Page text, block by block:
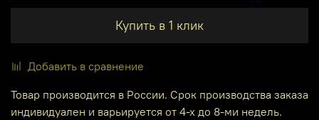
Купить в 1 клик
Добавить в сравнение
Товар производится в России. Срок производства заказа
индивидуален и варьируется от 4-х до 8-ми недель.